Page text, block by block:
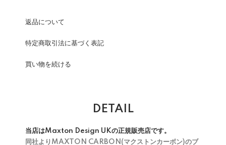
返品について
特定商取引法に基づく表記
買い物を続ける
DETAIL
当店はMaxton Design UKの正規販売店です。
同社よりMAXTON CARBON(マクストンカーボン)のブ